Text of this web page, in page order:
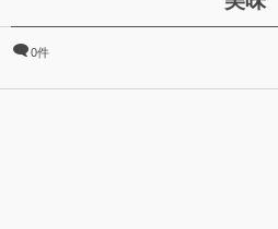
0件